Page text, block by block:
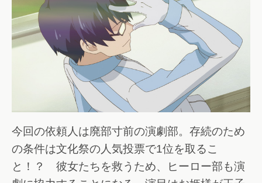
今回の依頼人は廃部寸前の演劇部。存続のため
の条件は文化祭の人気投票で1位を取るこ
と！？ 彼女たちを救うため、ヒーロー部も演